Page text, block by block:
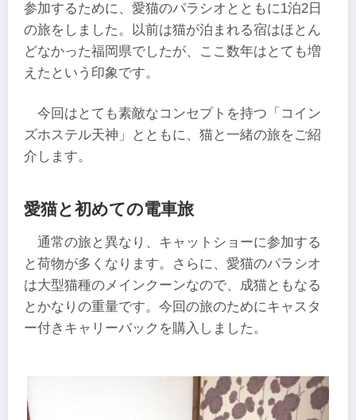
参加するために、愛猫のパラシオとともに1泊2日
の旅をしました。以前は猫が泊まれる宿はほとん
どなかった福岡県でしたが、ここ数年はとても増
えたという印象です。
今回はとても素敵なコンセプトを持つ「コイン
ズホステル天神」とともに、猫と一緒の旅をご紹
介します。
愛猫と初めての電車旅
通常の旅と異なり、キャットショーに参加する
と荷物が多くなります。さらに、愛猫のパラシオ
は大型猫種のメインクーンなので、成猫ともなる
とかなりの重量です。今回の旅のためにキャスタ
ー付きキャリーバックを購入しました。